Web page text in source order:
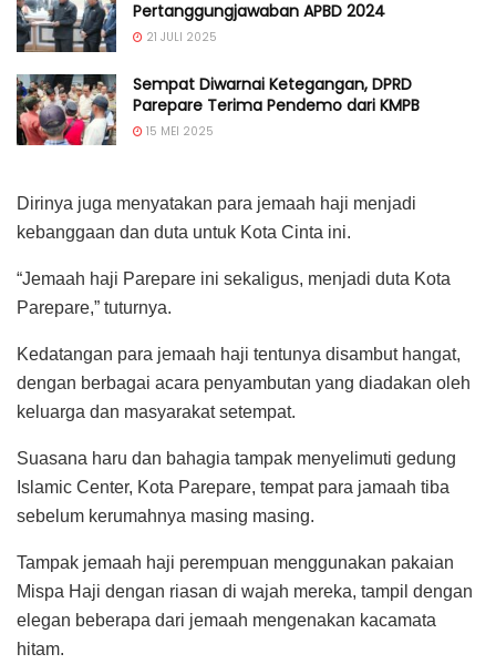
Pertanggungjawaban APBD 2024
21 JULI 2025
Sempat Diwarnai Ketegangan, DPRD
Parepare Terima Pendemo dari KMPB
15 MEI 2025
Dirinya juga menyatakan para jemaah haji menjadi
kebanggaan dan duta untuk Kota Cinta ini.
“Jemaah haji Parepare ini sekaligus, menjadi duta Kota
Parepare,” tuturnya.
Kedatangan para jemaah haji tentunya disambut hangat,
dengan berbagai acara penyambutan yang diadakan oleh
keluarga dan masyarakat setempat.
Suasana haru dan bahagia tampak menyelimuti gedung
Islamic Center, Kota Parepare, tempat para jamaah tiba
sebelum kerumahnya masing masing.
Tampak jemaah haji perempuan menggunakan pakaian
Mispa Haji dengan riasan di wajah mereka, tampil dengan
elegan beberapa dari jemaah mengenakan kacamata
hitam.